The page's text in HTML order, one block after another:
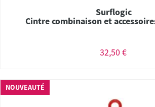
Surflogic
Cintre combinaison et
32,50 €
NOUVEAUTÉ